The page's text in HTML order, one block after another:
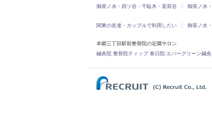
御茶ノ水・四ツ谷・千駄木・茗荷谷 御茶ノ水
関東の友達・カップルで利用したい 御茶ノ水
本郷三丁目駅前整骨院の近隣サロン
鍼灸院 整骨院ティップ 春日院|エバーグリーン鍼